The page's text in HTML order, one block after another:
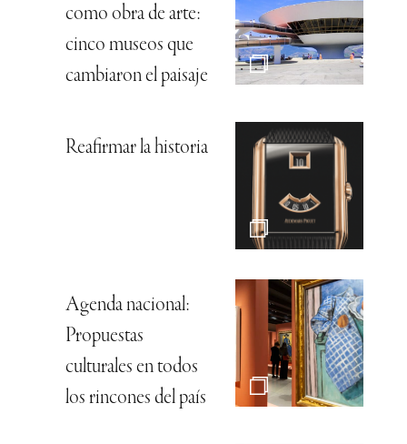
como obra de arte:
cinco museos que
cambiaron el paisaje
Reafirmar la historia
Agenda nacional:
Propuestas
culturales en todos
los rincones del país